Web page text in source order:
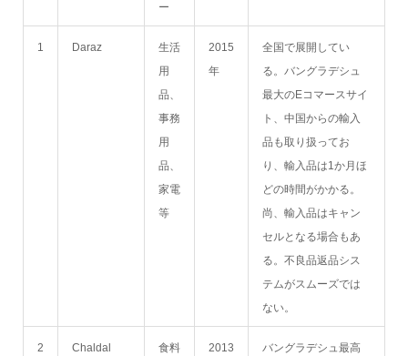
ー
1 Daraz
生活
用
品、
事務
用
品、
家電
等
2015
年
全国で展開してい
る。バングラデシュ
最大のEコマースサイ
ト、中国からの輸入
品も取り扱ってお
り、輸入品は1か月ほ
どの時間がかかる。
尚、輸入品はキャン
セルとなる場合もあ
る。不良品返品シス
テムがスムーズでは
ない。
2 Chaldal
食料
2013
バングラデシュ最高